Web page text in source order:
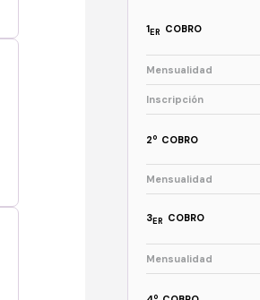
1ER COBRO
Mensualidad
Inscripción
2o COBRO
Mensualidad
3ER COBRO
Mensualidad
o